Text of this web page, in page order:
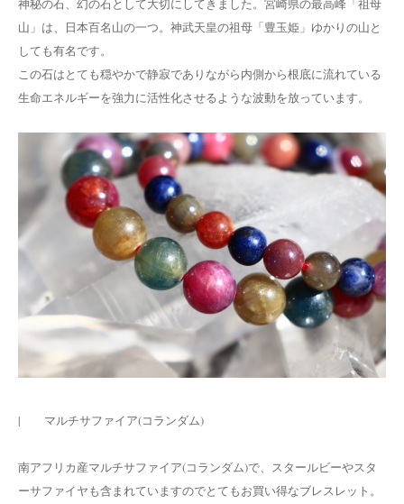
神秘の石、幻の石として大切にしてきました。宮崎県の最高峰「祖母
山」は、日本百名山の一つ。神武天皇の祖母「豊玉姫」ゆかりの山と
しても有名です。
この石はとても穏やかで静寂でありながら内側から根底に流れている
生命エネルギーを強力に活性化させるような波動を放っています。
| マルチサファイア(コランダム)
南アフリカ産マルチサファイア(コランダム)で、スタールビーやスタ
ーサファイヤも含まれていますのでとてもお買い得なブレスレット。